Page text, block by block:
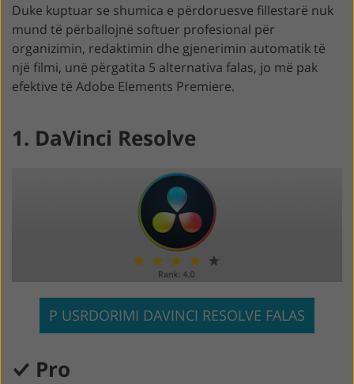
Duke kuptuar se shumica e përdoruesve fillestarë nuk
mund të përballojnë softuer profesional për
organizimin, redaktimin dhe gjenerimin automatik të
një filmi, unë përgatita 5 alternativa falas, jo më pak
efektive të Adobe Elements Premiere.
1. DaVinci Resolve
P USRDORIMI DAVINCI RESOLVE FALAS
Pro